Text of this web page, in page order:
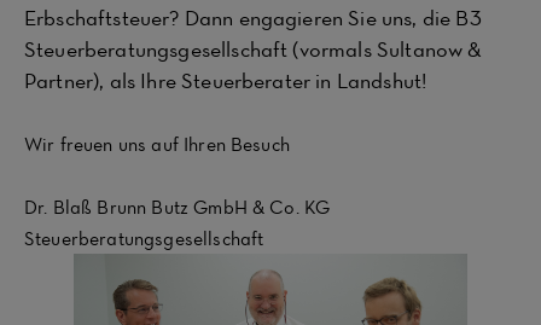
Erbschaftsteuer? Dann engagieren Sie uns, die B3
Steuerberatungsgesellschaft (vormals Sultanow &
Partner), als Ihre Steuerberater in Landshut!
Wir freuen uns auf Ihren Besuch
Dr. Blaß Brunn Butz GmbH & Co. KG
Steuerberatungsgesellschaft